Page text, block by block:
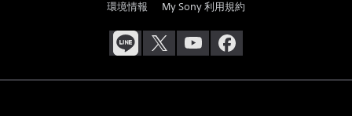
環境情報
My Sony 利用規約